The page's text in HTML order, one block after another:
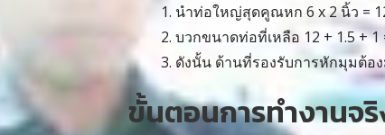
นำท่อใหญ่สุดคูณหก 6 x 2 นิ้ว =
บวกขนาดท่อที่เหลือ 12 + 1.5 + 1
ดังนั้น ด้านที่รองรับการหักมุมต้อ
ขั้นตอนการทำงานจ